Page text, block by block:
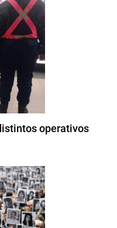
operativos